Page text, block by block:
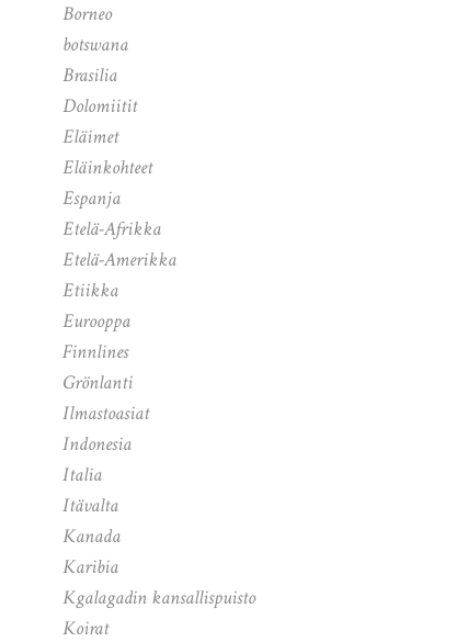
Borneo
botswana
Brasilia
Dolomiitit
Eläimet
Eläinkohteet
Espanja
Etelä-Afrikka
Etelä-Amerikka
Etiikka
Eurooppa
Finnlines
Grönlanti
Ilmastoasiat
Indonesia
Italia
Itävalta
Kanada
Karibia
Kgalagadin kansallispuisto
Koirat